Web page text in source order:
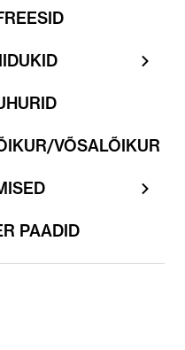
VÕSALÕIKUR
PAADID